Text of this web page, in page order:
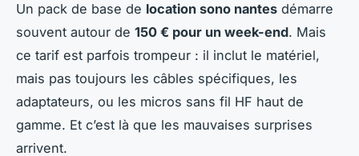
Un pack de base de location sono nantes démarre
souvent autour de 150 € pour un week-end. Mais
ce tarif est parfois trompeur : il inclut le matériel,
mais pas toujours les câbles spécifiques, les
adaptateurs, ou les micros sans fil HF haut de
gamme. Et c’est là que les mauvaises surprises
arrivent.